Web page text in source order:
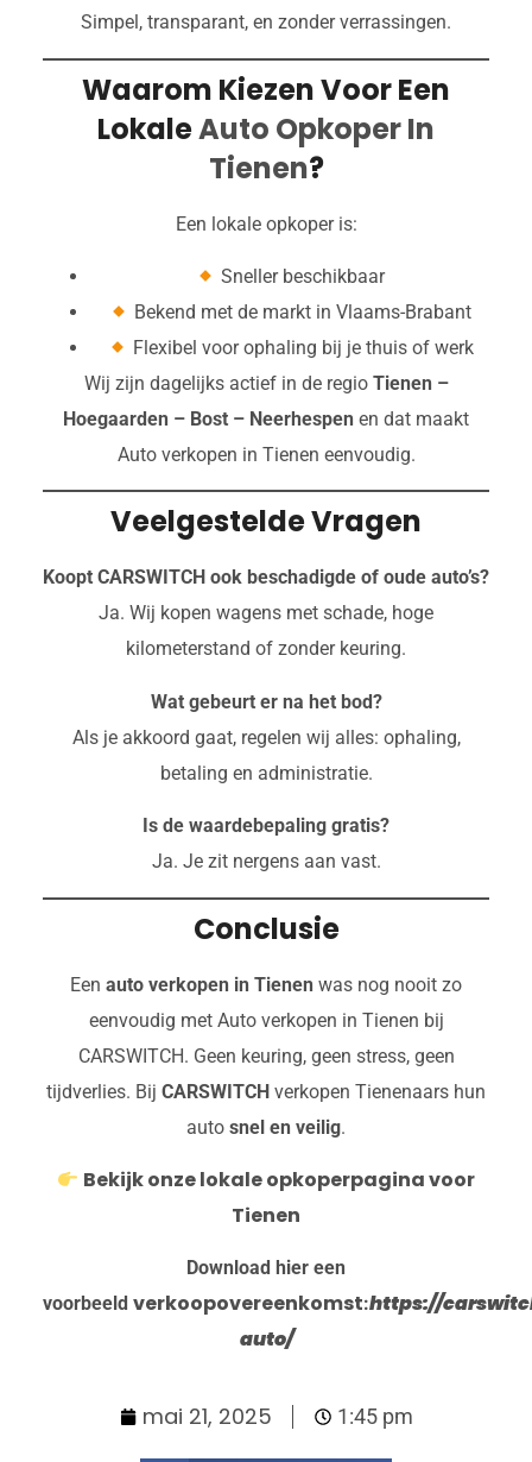
Simpel, transparant, en zonder verrassingen.
Waarom Kiezen Voor Een
LokaleAuto Opkoper In
Tienen?
Een lokale opkoper is:
Sneller beschikbaar
Bekend met de markt in Vlaams-Brabant
Flexibel voor ophaling bij je thuis of werk
Wij zijn dagelijks actief in de regio Tienen –
Hoegaarden – Bost – Neerhespen en dat maakt
Auto verkopen in Tienen eenvoudig.
Veelgestelde Vragen
Koopt CARSWITCH ook beschadigde of oude auto’s?
Ja. Wij kopen wagens met schade, hoge
kilometerstand of zonder keuring.
Wat gebeurt er na het bod?
Als je akkoord gaat, regelen wij alles: ophaling,
betaling en administratie.
Is de waardebepaling gratis?
Ja. Je zit nergens aan vast.
Conclusie
Een auto verkopen in Tienen was nog nooit zo
eenvoudig met Auto verkopen in Tienen bij
CARSWITCH. Geen keuring, geen stress, geen
tijdverlies. Bij CARSWITCH verkopen Tienenaars hun
auto snel en veilig.
Bekijk onze lokale opkoperpagina voor
Tienen
Download hier een
voorbeeld verkoopovereenkomst:https://
auto/
mai 21, 2025 1:45 pm